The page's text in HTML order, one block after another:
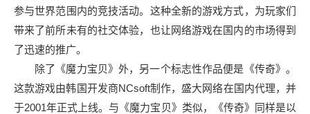
参与世界范围内的竞技活动。这种全新的游戏方式，为玩家们
带来了前所未有的社交体验，也让网络游戏在国内的市场得到
了迅速的推广。
除了《魔力宝贝》外，另一个标志性作品便是《传奇》。
这款游戏由韩国开发商NCsoft制作，盛大网络在国内代理，并
于2001年正式上线。与《魔力宝贝》类似，《传奇》同样是以